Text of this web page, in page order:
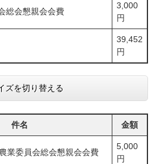
総会懇親会会費
3,000
円
39,452
円
ズを切り替える
件名 金額
業委員会総会懇親会会費
5,000
円